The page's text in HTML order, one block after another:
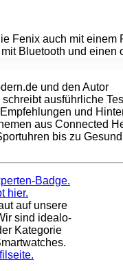
Fenix auch mit einem
Bluetooth und einen
ausführliche
und
aus Connected
bis zu
auf unsere
sind idealo-
Kategorie
.